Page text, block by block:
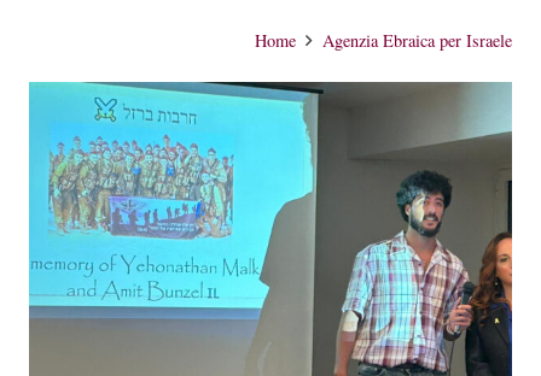
Home Agenzia Ebraica per Israele